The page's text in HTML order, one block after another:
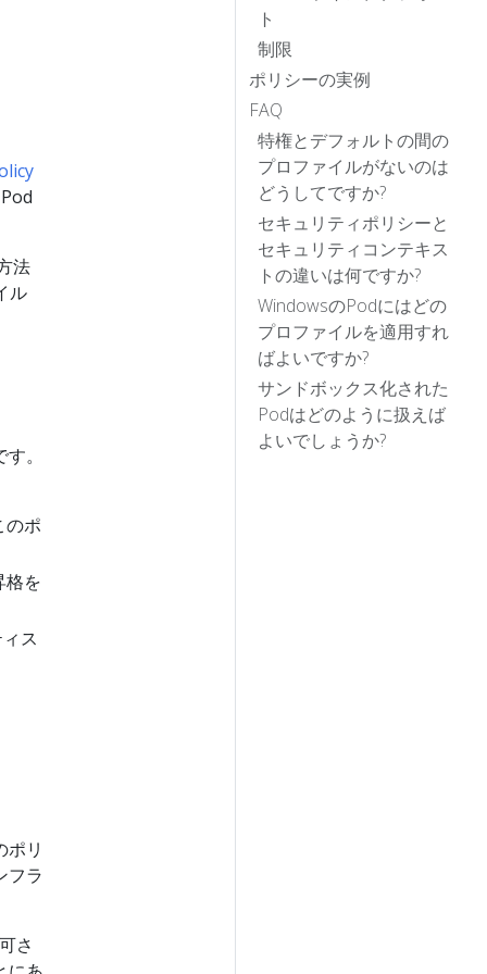
ト
制限
ポリシーの実例
FAQ
特権とデフォルトの間の
プロファイルがないのは
どうしてですか?
セキュリティポリシーと
セキュリティコンテキス
トの違いは何ですか?
WindowsのPodにはどの
プロファイルを適用すれ
ばよいですか?
サンドボックス化された
Podはどのように扱えば
よいでしょうか?
法
ル
。
のポ
格を
ス
ポリ
フラ
さ